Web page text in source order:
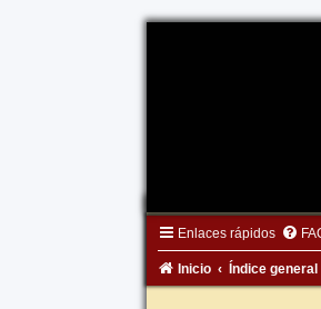
Enlaces rápidos
Inicio Índice general